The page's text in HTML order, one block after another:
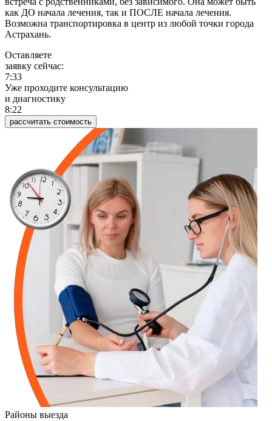
как ДО начала лечения, так и ПОСЛЕ начала лечения.
Возможна транспортировка в центр из любой точки города
Астрахань.
Оставляете
заявку сейчас:
7:33
Уже проходите консультацию
и диагностику
8:22
рассчитать стоимость
Районы выезда